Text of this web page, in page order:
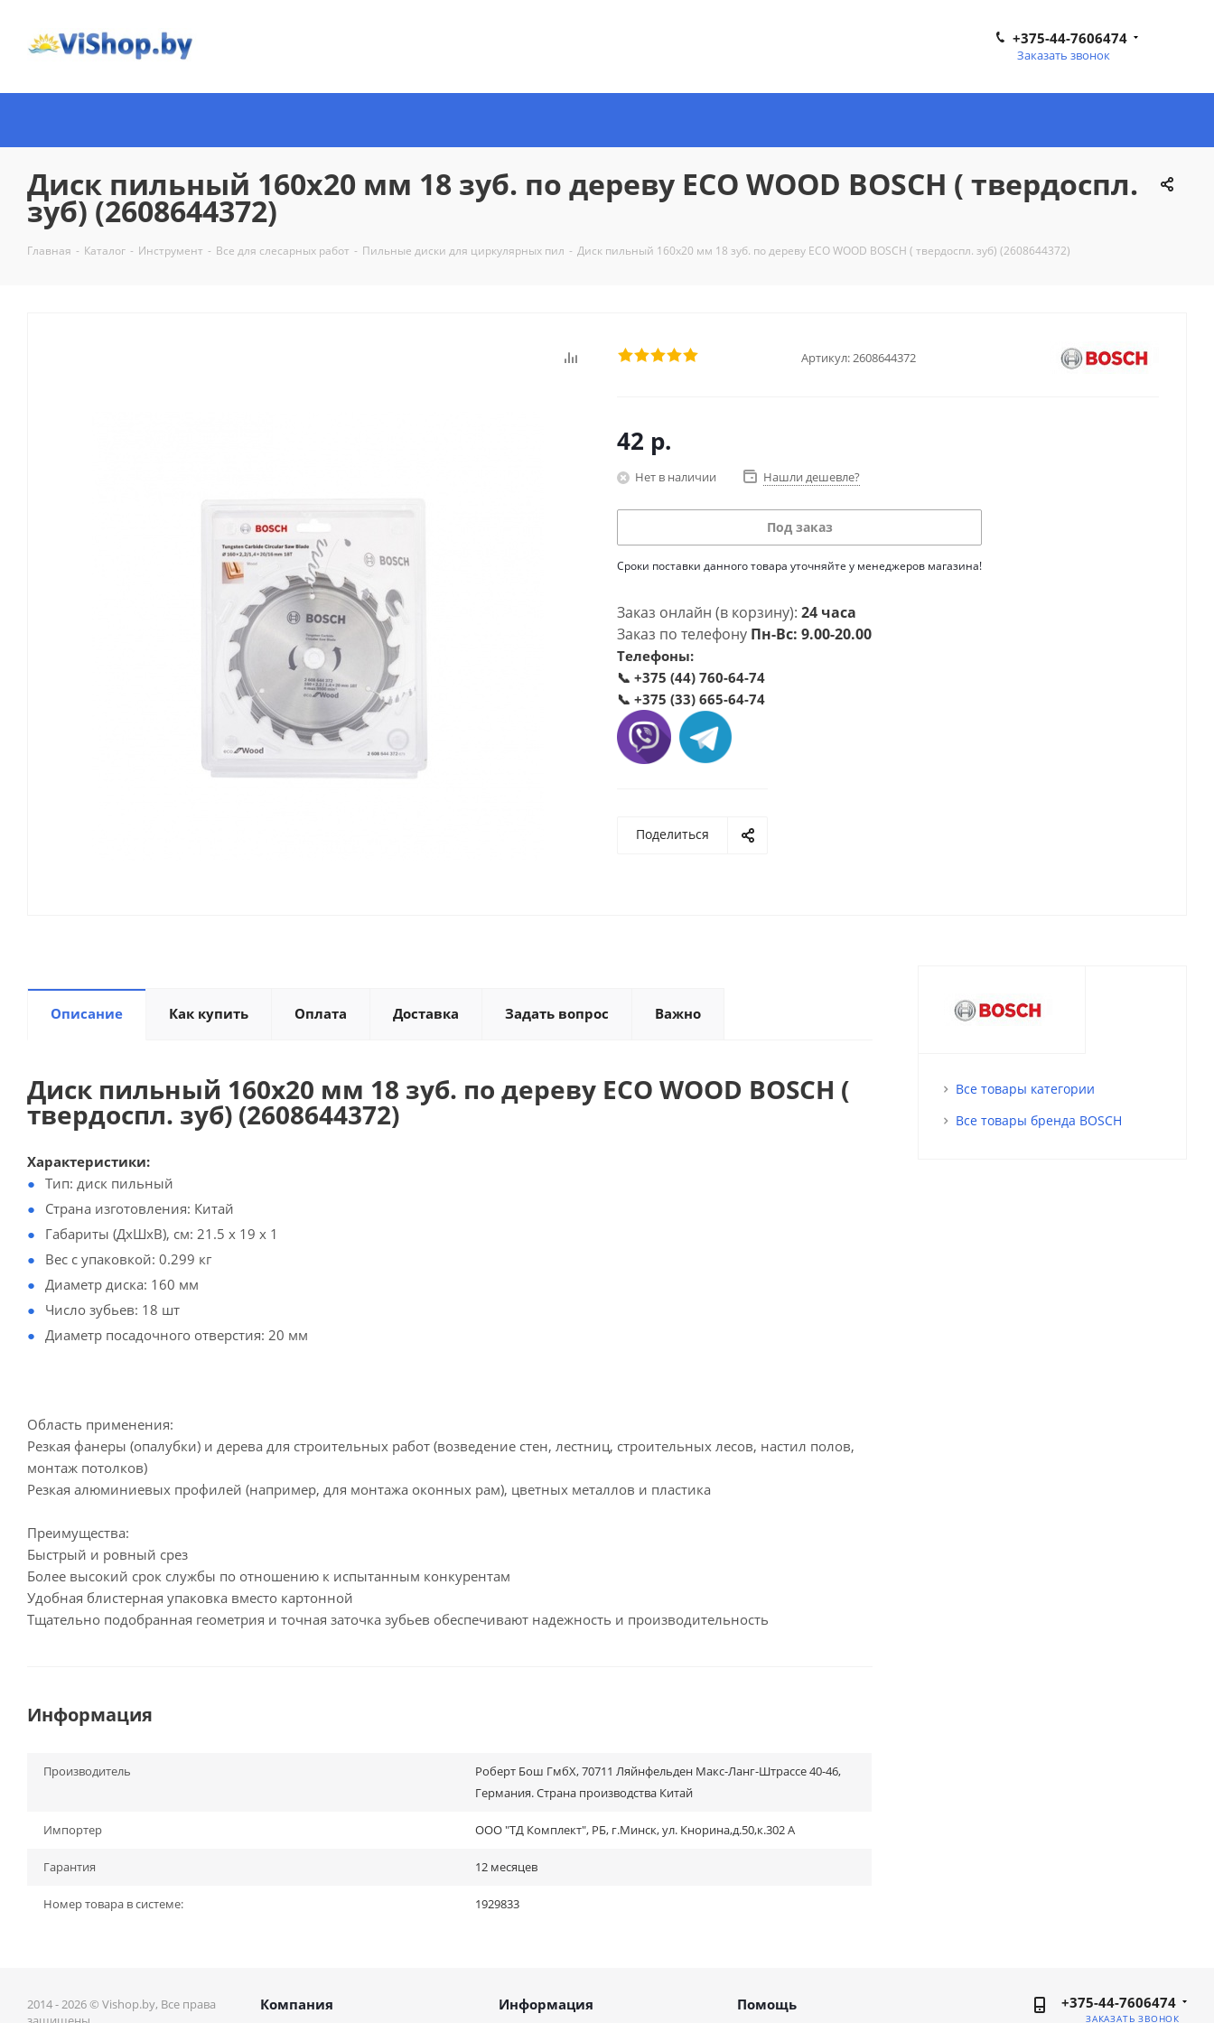
+375-44-7606474
Заказать звонок
Диск пильный 160х20 мм 18 зуб. по дереву ECO WOOD BOSCH ( твердоспл.
зуб) (2608644372)
Главная - Каталог - Инструмент - Все для слесарных работ - Пильные диски для циркулярных пил - Диск пильный 160х20 мм 18 зуб. по дереву ECO WOOD BOSCH ( твердоспл. зуб) (2608644372)
Артикул:2608644372
42 р.
Нет в наличии Нашли дешевле?
Под заказ
Сроки поставки данного товара уточняйте у менеджеров магазина!
Заказ онлайн (в корзину): 24 часа
Заказ по телефону Пн-Вс: 9.00-20.00
Телефоны:
📞 +375 (44) 760-64-74
📞 +375 (33) 665-64-74
Поделиться
Описание Как купить Оплата Доставка Задать вопрос Важно
Диск пильный 160х20 мм 18 зуб. по дереву ECO WOOD BOSCH (
твердоспл. зуб) (2608644372)
Характеристики:
Тип: диск пильный
Страна изготовления: Китай
Габариты (ДхШхВ), см: 21.5 x 19 x 1
Вес с упаковкой: 0.299 кг
Диаметр диска: 160 мм
Число зубьев: 18 шт
Диаметр посадочного отверстия: 20 мм
Область применения:
Резкая фанеры (опалубки) и дерева для строительных работ (возведение стен, лестниц, строительных лесов, настил полов,
монтаж потолков)
Резкая алюминиевых профилей (например, для монтажа оконных рам), цветных металлов и пластика
Преимущества:
Быстрый и ровный срез
Более высокий срок службы по отношению к испытанным конкурентам
Удобная блистерная упаковка вместо картонной
Тщательно подобранная геометрия и точная заточка зубьев обеспечивают надежность и производительность
Информация
Производитель
Роберт Бош ГмбХ, 70711 Ляйнфельден Макс-Ланг-Штрассе 40-46,
Германия. Страна производства Китай
Импортер ООО "ТД Комплект", РБ, г.Минск, ул. Кнорина,д.50,к.302 А
Гарантия 12 месяцев
Номер товара в системе: 1929833
Все товары категории
Все товары бренда BOSCH
2014 - 2026 © Vishop.by, Все права
Компания Информация Помощь +375-44-7606474
ЗАКАЗАТЬ ЗВОНОК